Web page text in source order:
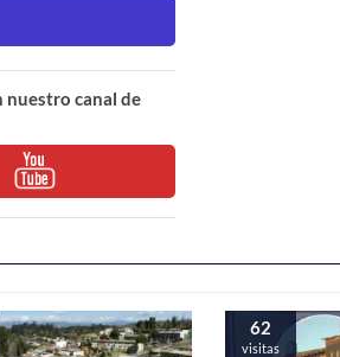
nuestro canal de
62
visitas